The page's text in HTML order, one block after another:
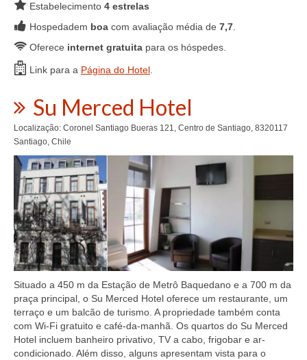
Estabelecimento 4 estrelas
Hospedadem boa com avaliação média de 7,7.
Oferece internet gratuita para os hóspedes.
Link para a Página do Hotel.
Su Merced Hotel
Localização: Coronel Santiago Bueras 121, Centro de Santiago, 8320117
Santiago, Chile
Situado a 450 m da Estação de Metrô Baquedano e a 700 m da
praça principal, o Su Merced Hotel oferece um restaurante, um
terraço e um balcão de turismo. A propriedade também conta
com Wi-Fi gratuito e café-da-manhã. Os quartos do Su Merced
Hotel incluem banheiro privativo, TV a cabo, frigobar e ar-
condicionado. Além disso, alguns apresentam vista para o